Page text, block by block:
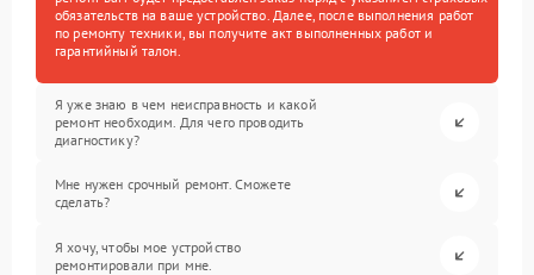
обязательств на ваше устройство. Далее, после выполнения работ
по ремонту техники, вы получите акт выполненных работ и
гарантийный талон.
Я уже знаю в чем неисправность и какой
ремонт необходим. Для чего проводить
диагностику?
Мне нужен срочный ремонт. Сможете
сделать?
Я хочу, чтобы мое устройство
ремонтировали при мне.